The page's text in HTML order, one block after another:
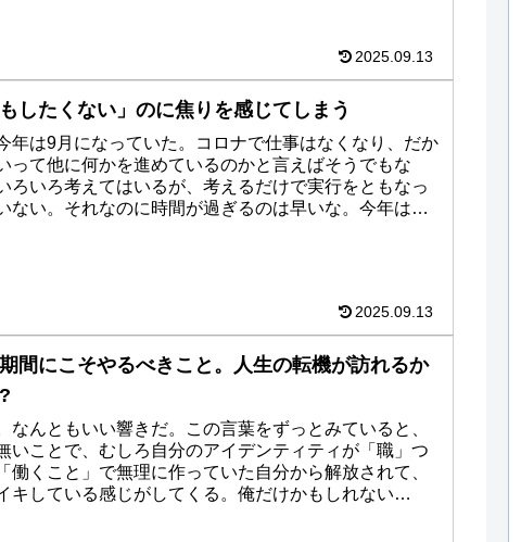
2025.09.13
もしたくない」のに焦りを感じてしまう
年は9月になっていた。コロナで仕事はなくなり、だか
って他に何かを進めているのかと言えばそうでもな
ろいろ考えてはいるが、考えるだけで実行をともなっ
ない。それなのに時間が過ぎるのは早いな。今年は、
2025.09.13
間にこそやるべきこと。人生の転機が訪れるか
なんともいい響きだ。この言葉をずっとみていると、
いことで、むしろ自分のアイデンティティが「職」つ
働くこと」で無理に作っていた自分から解放されて、
キしている感じがしてくる。俺だけかもしれない